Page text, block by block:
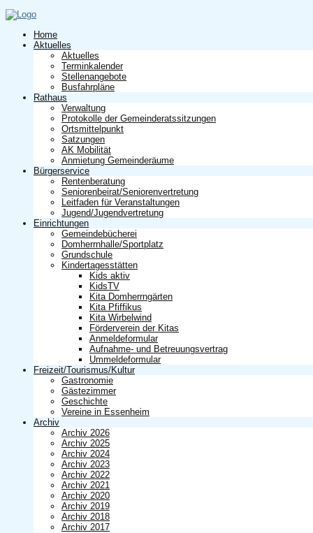
Home
Aktuelles
Aktuelles
Terminkalender
Stellenangebote
Busfahrpläne
Rathaus
Verwaltung
Protokolle der Gemeinderatssitzungen
Ortsmittelpunkt
Satzungen
AK Mobilität
Anmietung Gemeinderäume
Bürgerservice
Rentenberatung
Seniorenbeirat/Seniorenvertretung
Leitfaden für Veranstaltungen
Jugend/Jugendvertretung
Einrichtungen
Gemeindebücherei
Domherrnhalle/Sportplatz
Grundschule
Kindertagesstätten
Kids aktiv
KidsTV
Kita Domherrngärten
Kita Pfiffikus
Kita Wirbelwind
Förderverein der Kitas
Anmeldeformular
Aufnahme- und Betreuungsvertrag
Ummeldeformular
Freizeit/Tourismus/Kultur
Gastronomie
Gästezimmer
Geschichte
Vereine in Essenheim
Archiv
Archiv 2026
Archiv 2025
Archiv 2024
Archiv 2023
Archiv 2022
Archiv 2021
Archiv 2020
Archiv 2019
Archiv 2018
Archiv 2017